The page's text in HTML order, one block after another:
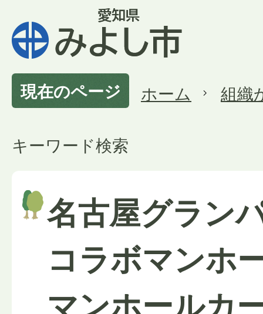
現在のページ ホーム 組織
キーワード検索
名古屋グラン
コラボマンホ
マンホールカ